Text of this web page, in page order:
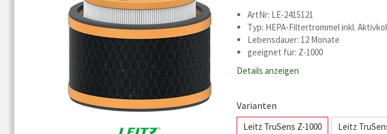
ArtNr: LE-2415121
Typ: HEPA-Filtertrommel inkl.
Lebensdauer: 12 Monate
geeignet für: Z-1000
Details anzeigen
Varianten
Leitz TruSens Z-1000 Leitz